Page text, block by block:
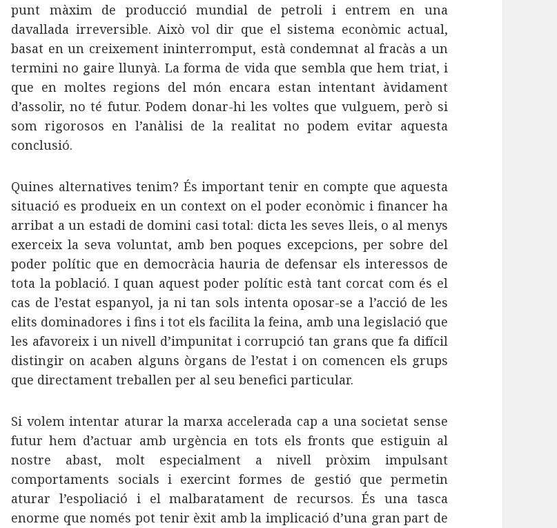
punt màxim de producció mundial de petroli i entrem en una
davallada irreversible. Això vol dir que el sistema econòmic actual,
basat en un creixement ininterromput, està condemnat al fracàs a un
termini no gaire llunyà. La forma de vida que sembla que hem triat, i
que en moltes regions del món encara estan intentant àvidament
d’assolir, no té futur. Podem donar-hi les voltes que vulguem, però si
som rigorosos en l’anàlisi de la realitat no podem evitar aquesta
conclusió.
Quines alternatives tenim? És important tenir en compte que aquesta
situació es produeix en un context on el poder econòmic i financer ha
arribat a un estadi de domini casi total: dicta les seves lleis, o al menys
exerceix la seva voluntat, amb ben poques excepcions, per sobre del
poder polític que en democràcia hauria de defensar els interessos de
tota la població. I quan aquest poder polític està tant corcat com és el
cas de l’estat espanyol, ja ni tan sols intenta oposar-se a l’acció de les
elits dominadores i fins i tot els facilita la feina, amb una legislació que
les afavoreix i un nivell d’impunitat i corrupció tan grans que fa difícil
distingir on acaben alguns òrgans de l’estat i on comencen els grups
que directament treballen per al seu benefici particular.
Si volem intentar aturar la marxa accelerada cap a una societat sense
futur hem d’actuar amb urgència en tots els fronts que estiguin al
nostre abast, molt especialment a nivell pròxim impulsant
comportaments socials i exercint formes de gestió que permetin
aturar l’espoliació i el malbaratament de recursos. És una tasca
enorme que només pot tenir èxit amb la implicació d’una gran part de